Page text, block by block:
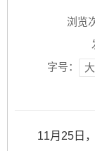
浏览
字号：
大
11月25日